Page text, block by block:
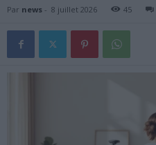
Par news - 8 juillet 2026 45